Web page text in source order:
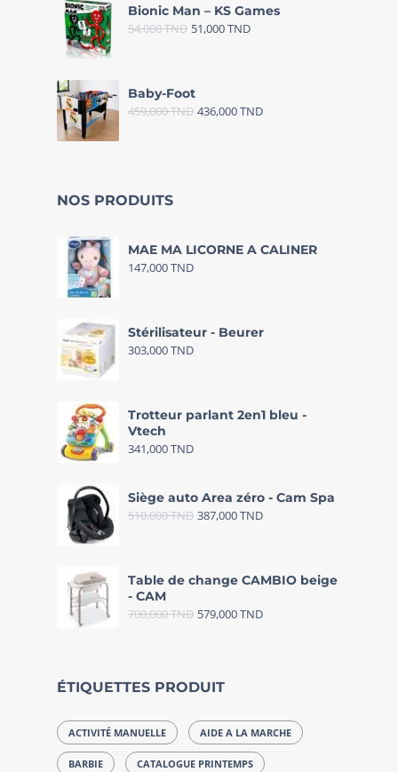
Bionic Man – KS Games
54,000TND 51,000TND
Baby-Foot
459,000TND 436,000TND
NOS PRODUITS
MAE MA LICORNE A CALINER
147,000TND
Stérilisateur - Beurer
303,000TND
Trotteur parlant 2en1 bleu -
Vtech
341,000TND
Siège auto Area zéro - Cam Spa
510,000TND 387,000TND
Table de change CAMBIO beige
- CAM
700,000TND 579,000TND
ÉTIQUETTES PRODUIT
ACTIVITÉ MANUELLE AIDE A LA MARCHE
BARBIE CATALOGUE PRINTEMPS